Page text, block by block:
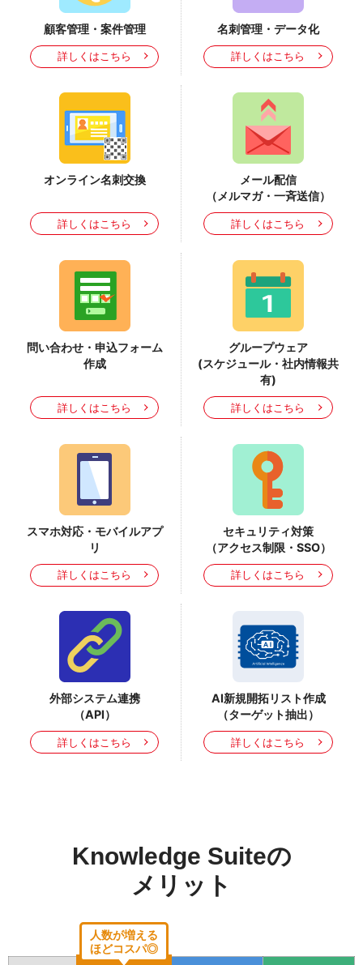
顧客管理・案件管理
詳しくはこちら
名刺管理・データ化
詳しくはこちら
オンライン名刺交換
詳しくはこちら
メール配信
（メルマガ・一斉送信）
詳しくはこちら
問い合わせ・申込フォーム
作成
詳しくはこちら
グループウェア
(スケジュール・社内情報共
有)
詳しくはこちら
スマホ対応・モバイルアプ
リ
詳しくはこちら
セキュリティ対策
（アクセス制限・SSO）
詳しくはこちら
外部システム連携
（API）
詳しくはこちら
AI新規開拓リスト作成
（ターゲット抽出）
詳しくはこちら
Knowledge Suiteの
メリット
人数が増える
ほどコスパ◎